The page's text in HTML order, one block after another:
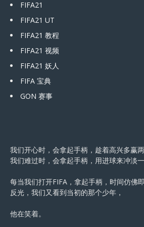
FIFA21
FIFA21 UT
FIFA21 教程
FIFA21 视频
FIFA21 妖人
FIFA 宝典
GON 赛事
我们开心时，会拿起手柄，趁着高兴多赢两
我们难过时，会拿起手柄，用进球来冲淡一
每当我们打开FIFA，拿起手柄，时间仿佛
反光，我们又看到当初的那个少年，
他在笑着。